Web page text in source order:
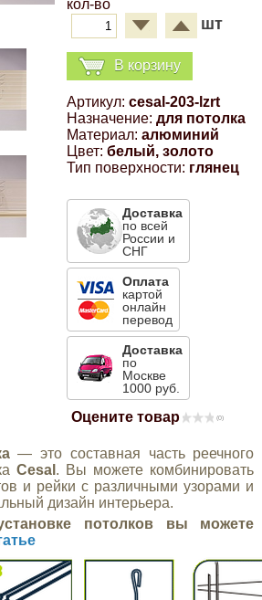
кол-во
шт
В корзину
Артикул: cesal-203-lzrt
Назначение: для потолка
Материал: алюминий
Цвет: белый, золото
Тип поверхности: глянец
Доставка
по всей
России и
СНГ
Оплата
картой
онлайн
перевод
Доставка
по
Москве
1000 руб.
Оцените товар (0)
— это составная часть реечного
Cesal . Вы можете комбинировать
и рейки с различными узорами и
дизайн интерьера.
потолков вы можете
Poliext
акриловые
лаки
на холодильник